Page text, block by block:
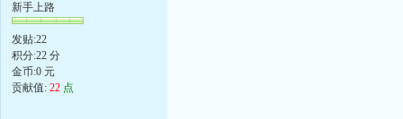
新手上路
发贴:22
积分:22 分
金币:0 元
贡献值: 22 点